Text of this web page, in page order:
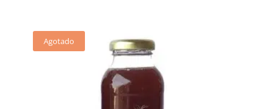
Agotado